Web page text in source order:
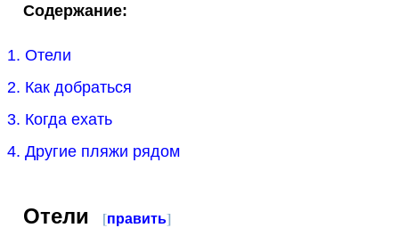
Содержание:
1. Отели
2. Как добраться
3. Когда ехать
4. Другие пляжи рядом
Отели [править]